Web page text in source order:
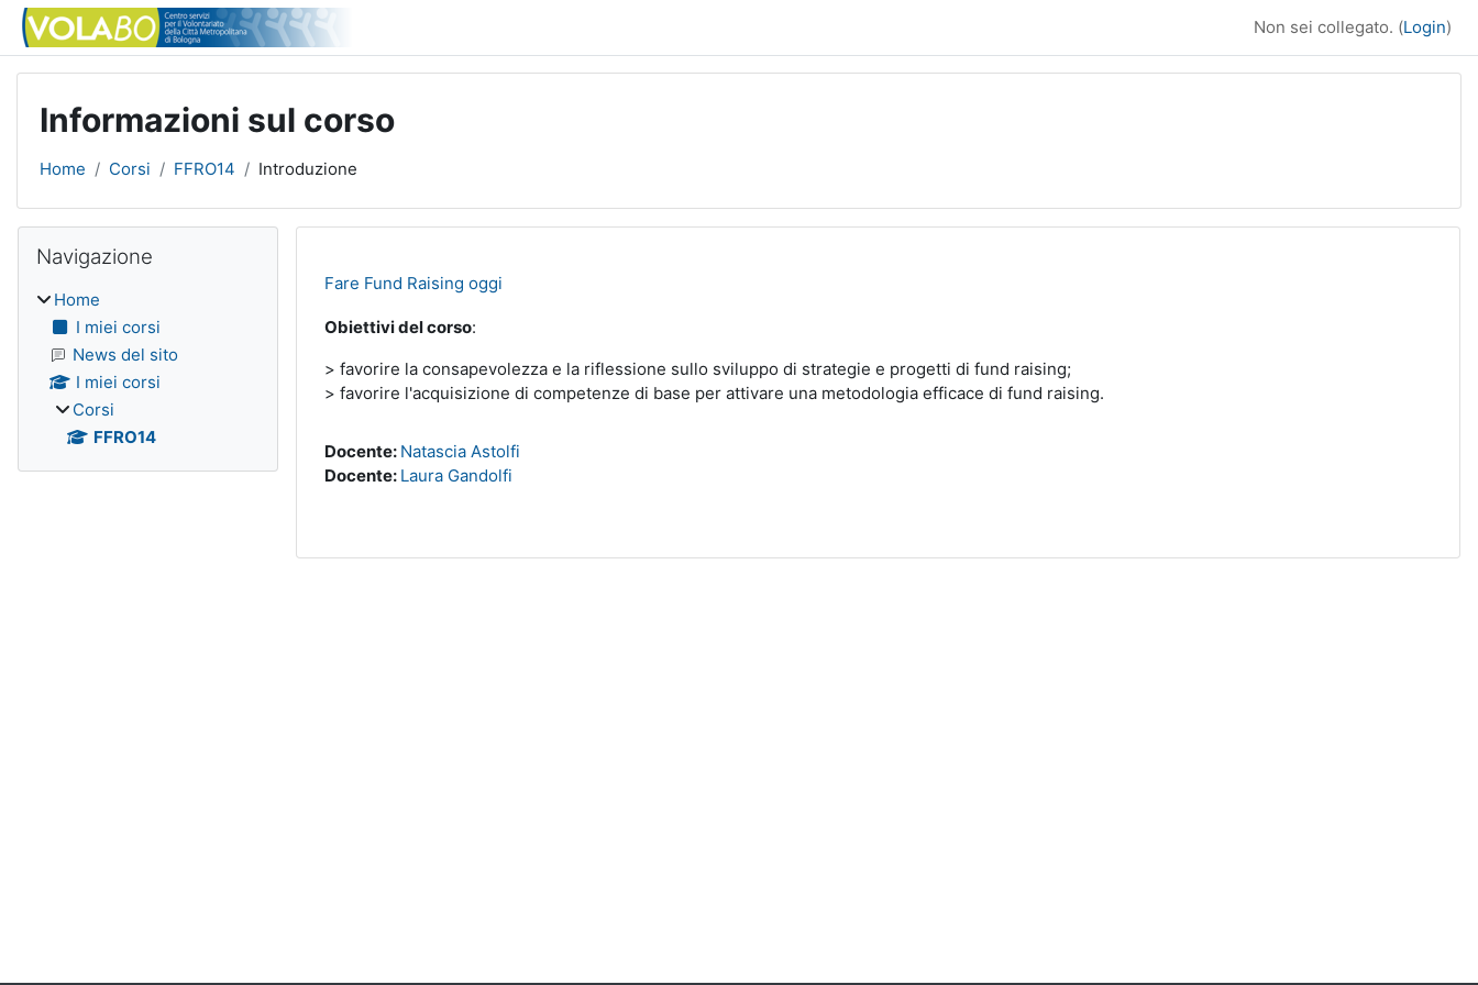
Vai al contenuto principale
Non sei collegato. (Login)
Informazioni sul corso
Home Corsi FFRO14 Introduzione
Fare Fund Raising oggi
Obiettivi del corso:
> favorire la consapevolezza e la riflessione sullo sviluppo di strategie e progetti di fund raising;
> favorire l'acquisizione di competenze di base per attivare una metodologia efficace di fund raising.
Docente: Natascia Astolfi
Docente: Laura Gandolfi
Blocchi
Navigazione
Home
I miei corsi
News del sito
I miei corsi
Corsi
FFRO14